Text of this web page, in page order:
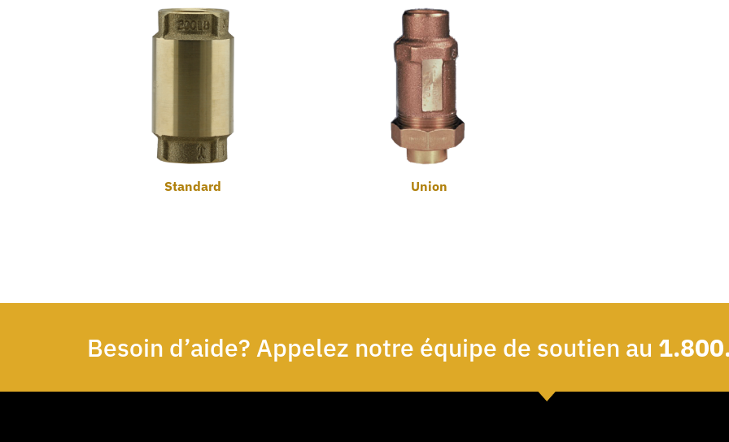
Standard Union
Besoin d’aide? Appelez notre équipe de soutien au